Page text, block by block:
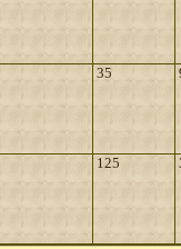
35
125